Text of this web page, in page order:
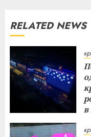
RELATED NEWS
в